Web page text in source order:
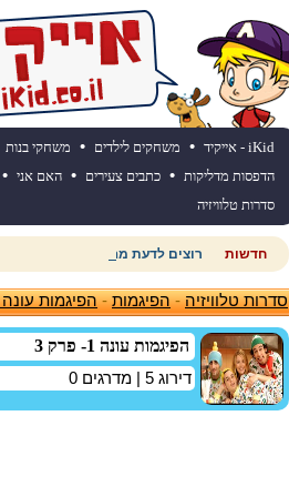
iKid - אייקיד • משחקים לילדים • משחקי בנות
הדפסות מדליקות • כתבים צעירים • האם אני •
סדרות טלוויזיה
חדשות רוצים לדעת מהי תחזית מזג
סדרות טלוויזיה-הפיגמות-הפיגמות עונה 1- פרק
הפיגמות עונה 1- פרק 3
דירוג 5 | מדרגים 0